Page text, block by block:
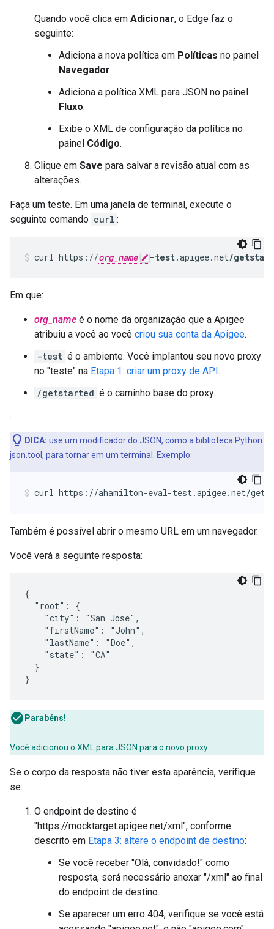
Quando você clica em Adicionar, o Edge faz o
seguinte:
Adiciona a nova política em Políticas no painel
Navegador.
Adiciona a política XML para JSON no painel
Fluxo.
Exibe o XML de configuração da política no
painel Código.
Clique em Save para salvar a revisão atual com as
alterações.
Faça um teste. Em uma janela de terminal, execute o
seguinte comando curl :
curl https://org_name -test.apigee.net/
Em que:
org_name é o nome da organização que a Apigee
atribuiu a você ao você criou sua conta da Apigee.
-test é o ambiente. Você implantou seu novo proxy
no "teste" na Etapa 1: criar um proxy de API.
/getstarted é o caminho base do proxy.
.
DICA: use um modificador do JSON, como a biblioteca Python
json.tool, para tornar em um terminal. Exemplo:
curl https://ahamilton-eval-test.apigee.net/
Também é possível abrir o mesmo URL em um navegador.
Você verá a seguinte resposta:
{
  "root": {
    "city": "San Jose",
    "firstName": "John",
    "lastName": "Doe",
    "state": "CA"
  }
}
Parabéns!
Você adicionou o XML para JSON para o novo proxy.
Se o corpo da resposta não tiver esta aparência, verifique
se:
O endpoint de destino é
"https://mocktarget.apigee.net/xml", conforme
descrito em Etapa 3: altere o endpoint de destino:
Se você receber "Olá, convidado!" como
resposta, será necessário anexar "/xml" ao final
do endpoint de destino.
Se aparecer um erro 404, verifique se você está